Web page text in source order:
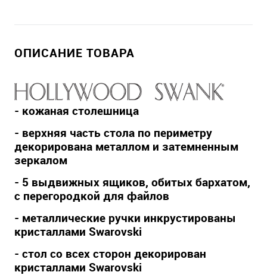
ОПИСАНИЕ ТОВАРА
- кожаная столешница
- верхняя часть стола по периметру
декорирована металлом и затемненным
зеркалом
- 5 выдвижных ящиков, обитых бархатом,
с перегородкой для файлов
- металлические ручки инкрустированы
кристаллами Swarovski
- стол со всех сторон декорирован
кристаллами Swarovski